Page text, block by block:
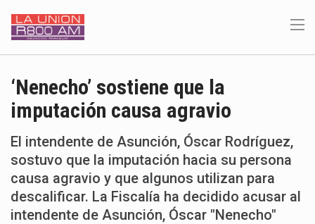
‘Nenecho’ sostiene que la
imputación causa agravio
El intendente de Asunción, Óscar Rodríguez,
sostuvo que la imputación hacia su persona
causa agravio y que algunos utilizan para
descalificar. La Fiscalía ha decidido acusar al
intendente de Asunción, Óscar "Nenecho"